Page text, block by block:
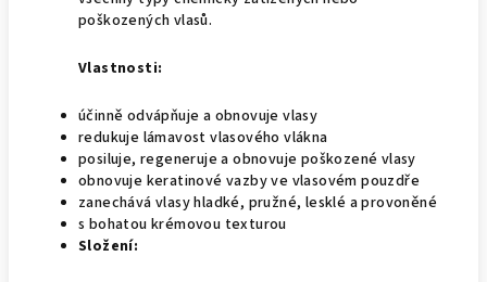
poškozených vlasů.
Vlastnosti:
účinně odvápňuje a obnovuje vlasy
redukuje lámavost vlasového vlákna
posiluje, regeneruje a obnovuje poškozené vlasy
obnovuje keratinové vazby ve vlasovém pouzdře
zanechává vlasy hladké, pružné, lesklé a provoněné
s bohatou krémovou texturou
Složení: